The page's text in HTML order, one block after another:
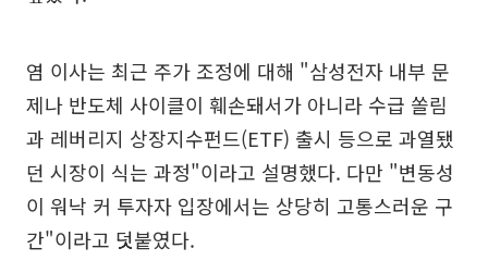
염 이사는 최근 주가 조정에 대해 "삼성전자 내부 문
제나 반도체 사이클이 훼손돼서가 아니라 수급 쏠림
과 레버리지 상장지수펀드(ETF) 출시 등으로 과열됐
던 시장이 식는 과정"이라고 설명했다. 다만 "변동성
이 워낙 커 투자자 입장에서는 상당히 고통스러운 구
간"이라고 덧붙였다.